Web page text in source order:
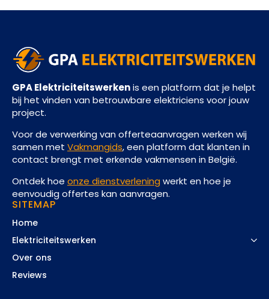
GPA Elektriciteitswerkenis een platform dat je helpt
bij het vinden van betrouwbare elektriciens voor jouw
project.
Voor de verwerking van offerteaanvragen werken wij
samen met Vakmangids, een platform dat klanten in
contact brengt met erkende vakmensen in België.
Ontdek hoe onze dienstverleningwerkt en hoe je
eenvoudig offertes kan aanvragen.
SITEMAP
Home
Elektriciteitswerken
Over ons
Reviews